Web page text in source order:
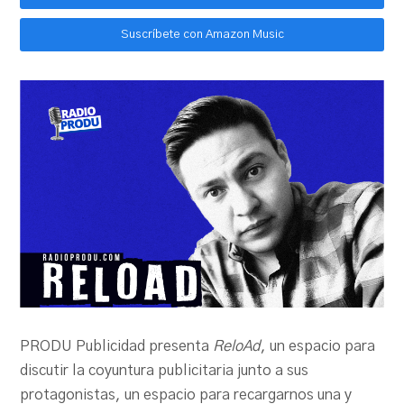
Suscríbete con Amazon Music
PRODU Publicidad presenta ReloAd, un espacio para
discutir la coyuntura publicitaria junto a sus
protagonistas, un espacio para recargarnos una y